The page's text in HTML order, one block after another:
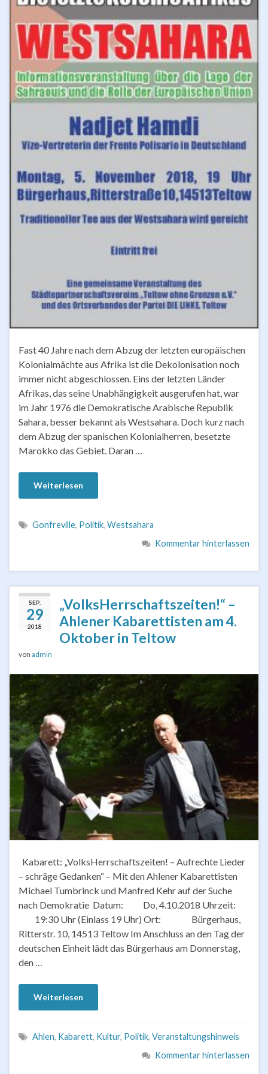
Fast 40 Jahre nach dem Abzug der letzten europäischen
Kolonialmächte aus Afrika ist die Dekolonisation noch
immer nicht abgeschlossen. Eins der letzten Länder
Afrikas, das seine Unabhängigkeit ausgerufen hat, war
im Jahr 1976 die Demokratische Arabische Republik
Sahara, besser bekannt als Westsahara. Doch kurz nach
dem Abzug der spanischen Kolonialherren, besetzte
Marokko das Gebiet. Daran …
Weiterlesen
Gonfreville, Politik, Westsahara
Kommentar hinterlassen
SEP.
29
2018
„VolksHerrschaftszeiten!“ –
Ahlener Kabarettisten am 4.
Oktober in Teltow
von admin
Kabarett: „VolksHerrschaftszeiten! – Aufrechte Lieder
– schräge Gedanken“ – Mit den Ahlener Kabarettisten
Michael Tumbrinck und Manfred Kehr auf der Suche
nach Demokratie Datum: Do, 4.10.2018 Uhrzeit:
19:30 Uhr (Einlass 19 Uhr) Ort: Bürgerhaus,
Ritterstr. 10, 14513 Teltow Im Anschluss an den Tag der
deutschen Einheit lädt das Bürgerhaus am Donnerstag,
den …
Weiterlesen
Ahlen, Kabarett, Kultur, Politik, Veranstaltungshinweis
Kommentar hinterlassen